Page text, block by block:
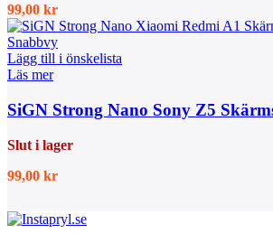
99,00 kr
Snabbvy
Lägg till i önskelista
Läs mer
SiGN Strong Nano Sony Z5
Slut i lager
99,00 kr